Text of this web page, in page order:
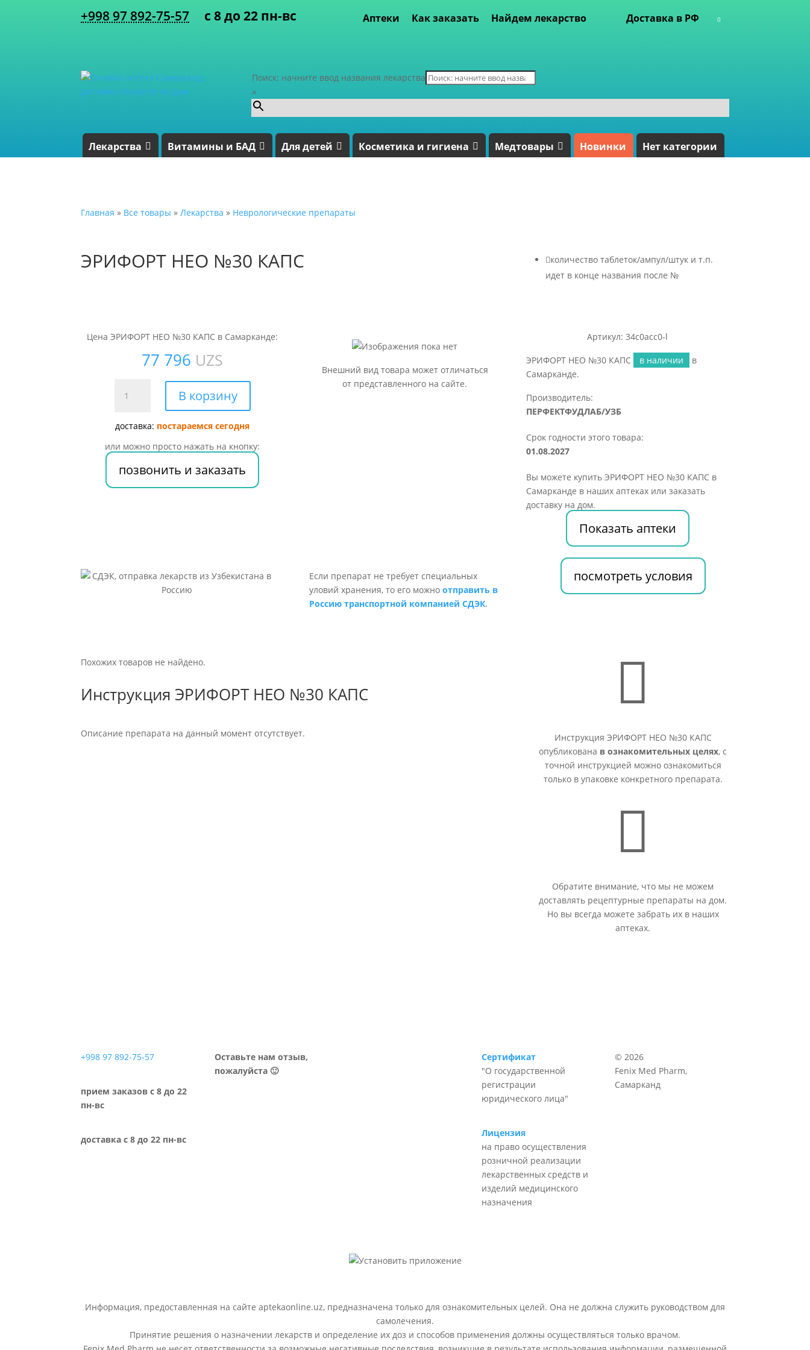
+998 97 892-75-57 с 8 до 22 пн-вс Аптеки Как заказать Найдем лекарство Доставка в РФ 0
Поиск: начните ввод названия лекарства
×
Лекарства Витамины и БАД Для детей Косметика и гигиена Медтовары Новинки Нет категории
Главная » Все товары » Лекарства » Неврологические препараты
ЭРИФОРТ НЕО №30 КАПС количество таблеток/ампул/штук и т.п.
идет в конце названия после №
Цена ЭРИФОРТ НЕО №30 КАПС в Самарканде:
77 796 UZS
товара
НЕО
КАПС
В корзину
доставка: постараемся сегодня
или можно просто нажать на кнопку:
позвонить и заказать
Внешний вид товара может отличаться
от представленного на сайте.
Артикул: 34c0acc0-l
ЭРИФОРТ НЕО №30 КАПС в наличии
в
Самарканде.
Производитель:
ПЕРФЕКТФУДЛАБ/УЗБ
Срок годности этого товара:
01.08.2027
Вы можете купить ЭРИФОРТ НЕО №30 КАПС в
Самарканде в наших аптеках или заказать
доставку на дом.
Показать аптеки
Если препарат не требует специальных
уловий хранения, то его можно отправить в
Россию транспортной компанией СДЭК.
посмотреть условия
Похожих товаров не найдено.
Инструкция ЭРИФОРТ НЕО №30 КАПС
Описание препарата на данный момент отсутствует.

Инструкция ЭРИФОРТ НЕО №30 КАПС
опубликована в ознакомительных целях, с
точной инструкцией можно ознакомиться
только в упаковке конкретного препарата.

Обратите внимание, что мы не можем
доставлять рецептурные препараты на дом.
Но вы всегда можете забрать их в наших
аптеках.
+998 97 892-75-57
прием заказов с 8 до 22
пн-вс
доставка с 8 до 22 пн-вс
Оставьте нам отзыв,
пожалуйста 🙂
Сертификат
"О государственной
регистрации
юридического лица"
Лицензия
на право осуществления
розничной реализации
лекарственных средств и
изделий медицинского
назначения
© 2026
Fenix Med Pharm,
Самарканд
Информация, предоставленная на сайте aptekaonline.uz, предназначена только для ознакомительных целей. Она не должна служить руководством для
самолечения.
Принятие решения о назначении лекарств и определение их доз и способов применения должны осуществляться только врачом.